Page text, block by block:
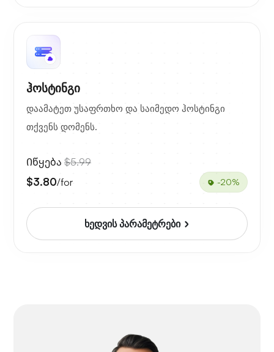
ჰოსტინგი
დაამატეთ უსაფრთხო და საიმედო ჰოსტინგი
თქვენს დომენს.
Იწყება $5.99
$3.80/for -20%
ხედვის პარამეტრები